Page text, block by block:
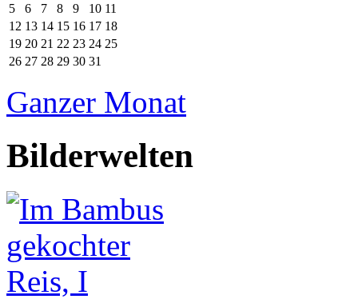
5
6 7 8 9 10 11
12 13 14 15 16 17 18
19 20 21 22 23 24 25
26 27 28 29 30 31
Ganzer Monat
Bilderwelten